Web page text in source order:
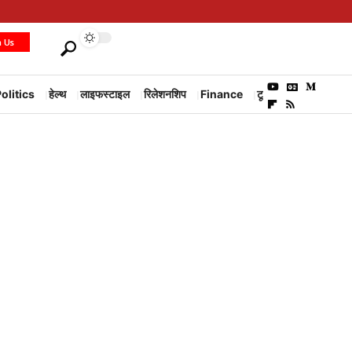
Us
हेल्थ लाइफस्टाइल रिलेशनशिप Finance टूरिज्म